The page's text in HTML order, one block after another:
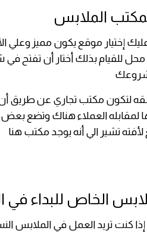
الملابس
عليك إختيار موقع يكون مميز
محل للقيام بذلك أختار أن تفتح
لتكون مكتب تجاري عن
لمقابله العملاء هناك وتضع بعض
تشير الي أنه يوجد مكتب هنا
الخاص للبداء في
كنت تريد العمل في الملابس